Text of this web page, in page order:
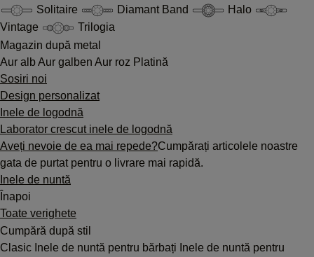
Solitaire
Diamant Band
Halo
Vintage
Trilogia
Magazin după metal
Aur albAur galben Aur roz Platină
Sosiri noi
Design personalizat
Inele de logodnă
Laborator crescut inele de logodnă
Aveți nevoie de ea mai repede?Cumpărați articolele noastre
gata de purtat pentru o livrare mai rapidă.
Inele de nuntă
Înapoi
Toate verighete
Cumpără după stil
Clasic Inele de nuntă pentru bărbați Inele de nuntă pentru